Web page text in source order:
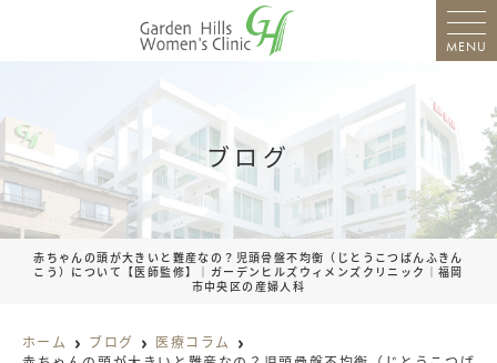
MENU
ブログ
赤ちゃんの頭が大きいと難産なの？児頭骨盤不均衡（じとうこつばんふきん
こう）について【医師監修】｜ガーデンヒルズウィメンズクリニック｜福岡
市中央区の産婦人科
ホーム ブログ
医療コラム